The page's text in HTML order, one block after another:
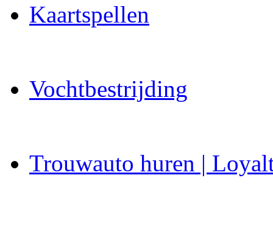
Kaartspellen
Vochtbestrijding
Trouwauto huren |